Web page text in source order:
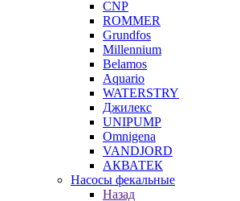
CNP
ROMMER
Grundfos
Millennium
Belamos
Aquario
WATERSTRY
Джилекс
UNIPUMP
Omnigena
VANDJORD
АКВАТЕК
Насосы фекальные
Назад